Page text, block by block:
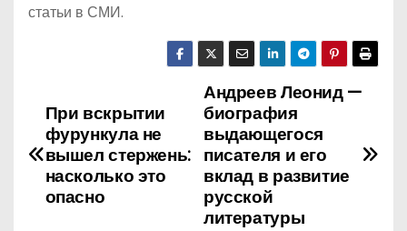
статьи в СМИ.
Н
а
Андреев Леонид —
биография
выдающегося
писателя и его
вклад в развитие
русской
литературы
При вскрытии
фурункула не
вышел стержень:
насколько это
опасно